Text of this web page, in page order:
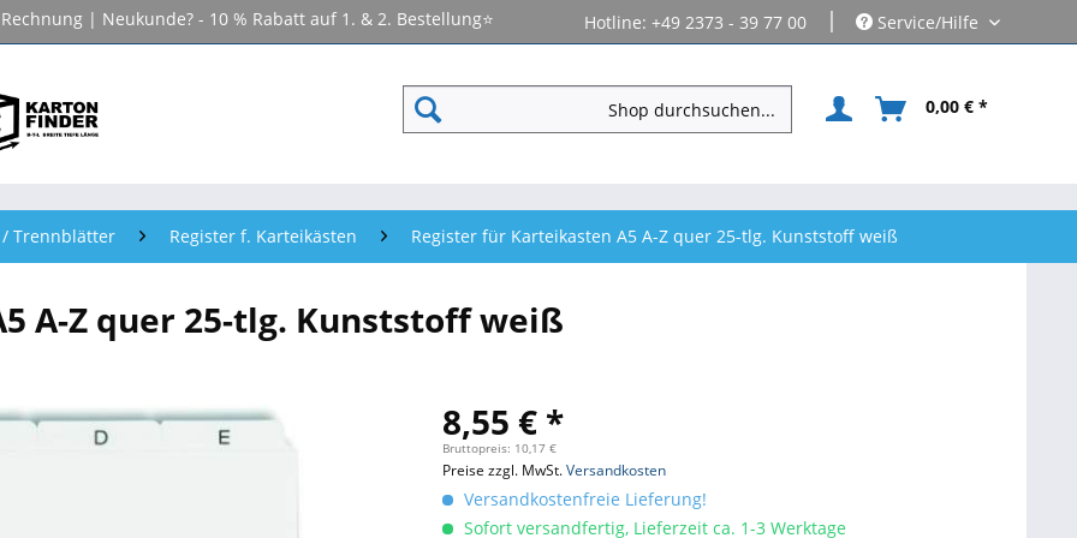
| Neukunde? - 10 % Rabatt auf 1. & 2. Bestellung⭐ Hotline: +49 2373 - 39 77 00 | Service/Hilfe
0,00 € *
/ Trennblätter Register f. Karteikästen Register für Karteikasten A5 A-Z quer 25-tlg. Kunststoff weiß
A-Z quer 25-tlg. Kunststoff weiß
8,55 € *
Bruttopreis: 10,17 €
Preise zzgl. MwSt.Versandkosten
Versandkostenfreie Lieferung!
Sofort versandfertig, Lieferzeit ca. 1-3 Werktage